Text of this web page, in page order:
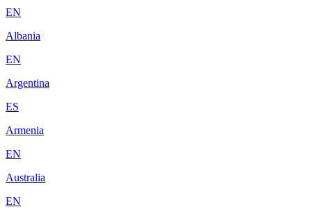
EN
Albania
EN
Argentina
ES
Armenia
EN
Australia
EN